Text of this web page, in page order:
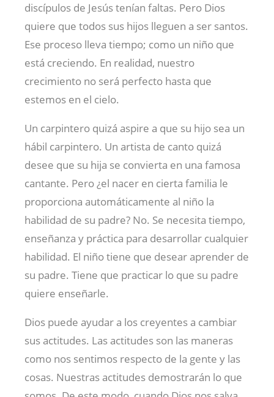
discípulos de Jesús tenían faltas. Pero Dios
quiere que todos sus hijos lleguen a ser santos.
Ese proceso lleva tiempo; como un niño que
está creciendo. En realidad, nuestro
crecimiento no será perfecto hasta que
estemos en el cielo.
Un carpintero quizá aspire a que su hijo sea un
hábil carpintero. Un artista de canto quizá
desee que su hija se convierta en una famosa
cantante. Pero ¿el nacer en cierta familia le
proporciona automáticamente al niño la
habilidad de su padre? No. Se necesita tiempo,
enseñanza y práctica para desarrollar cualquier
habilidad. El niño tiene que desear aprender de
su padre. Tiene que practicar lo que su padre
quiere enseñarle.
Dios puede ayudar a los creyentes a cambiar
sus actitudes. Las actitudes son las maneras
como nos sentimos respecto de la gente y las
cosas. Nuestras actitudes demostrarán lo que